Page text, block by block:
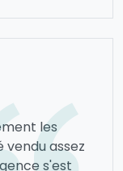
les
vendu assez
s'est